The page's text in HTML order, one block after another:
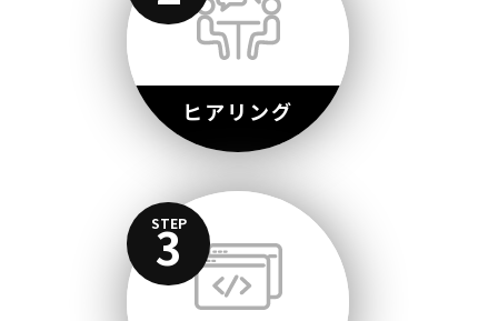
ヒアリング
STEP
3